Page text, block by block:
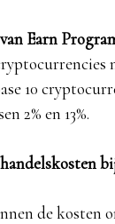
Earn
10
2% en 13%.
de kosten